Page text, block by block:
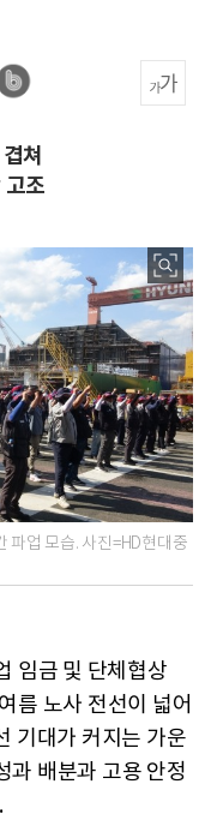
쳐
고조
파업 모습. 사진=HD현대중
임금 및 단체협상
름 노사 전선이 넓어
기대가 커지는 가운
과 배분과 고용 안정